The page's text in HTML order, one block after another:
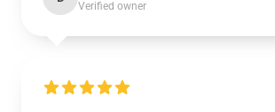
Verified owner